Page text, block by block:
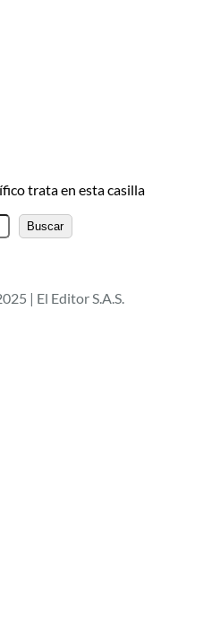
trata en esta casilla
B
u
a
Buscar
| El Editor S.A.S.